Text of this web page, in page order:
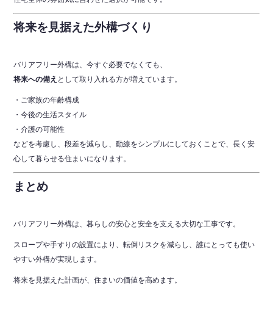
将来を見据えた外構づくり
バリアフリー外構は、今すぐ必要でなくても、
将来への備え として取り入れる方が増えています。
・ご家族の年齢構成
・今後の生活スタイル
・介護の可能性
などを考慮し、段差を減らし、動線をシンプルにしておくことで、長く安
心して暮らせる住まいになります。
まとめ
バリアフリー外構は、暮らしの安心と安全を支える大切な工事です。
スロープや手すりの設置により、転倒リスクを減らし、誰にとっても使い
やすい外構が実現します。
将来を見据えた計画が、住まいの価値を高めます。